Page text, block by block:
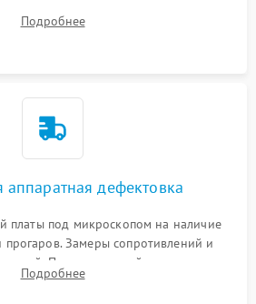
с кристаллов чипов.
Подробнее
аппаратная дефектовка
платы под микроскопом на наличие
прогаров. Замеры сопротивлений и
Проверка цепей питания,
процессора и видеочипа.
Подробнее